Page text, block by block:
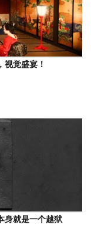
视觉盛宴！
身就是一个越狱